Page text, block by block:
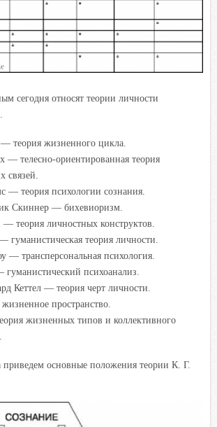
сегодня относят теории личности
теория жизненного цикла.
— телесно-ориентированная теория
связей.
— теория психологии сознания.
Скиннер — бихевиоризм.
теория личностных конструктов.
гуманистическая теория личности.
— трансперсональная психология.
психоанализ.
Кеттел — теория черт личности.
пространство.
жизненных типов и коллективного
приведем основные положения теории К. Г.